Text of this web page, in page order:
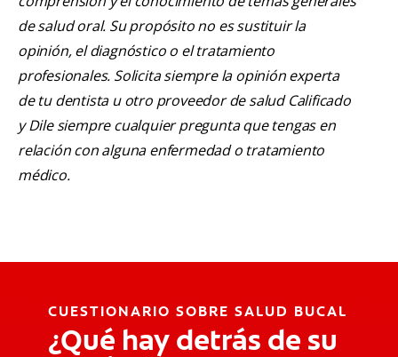
de salud oral. Su propósito no es sustituir la
opinión, el diagnóstico o el tratamiento
profesionales. Solicita siempre la opinión experta
de tu dentista u otro proveedor de salud Calificado
y Dile siempre cualquier pregunta que tengas en
relación con alguna enfermedad o tratamiento
médico.
CUESTIONARIO SOBRE SALUD BUCAL
¿Qué hay detrás de su